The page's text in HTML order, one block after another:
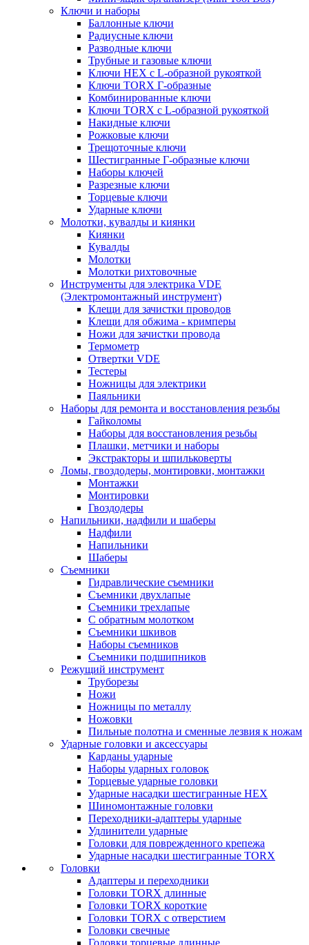
Ключи и наборы
Баллонные ключи
Радиусные ключи
Разводные ключи
Трубные и газовые ключи
Ключи HEX с L-образной рукояткой
Ключи TORX Г-образные
Комбинированные ключи
Ключи TORX с L-образной рукояткой
Накидные ключи
Рожковые ключи
Трещоточные ключи
Шестигранные Г-образные ключи
Наборы ключей
Разрезные ключи
Торцевые ключи
Ударные ключи
Молотки, кувалды и киянки
Киянки
Кувалды
Молотки
Молотки рихтовочные
Инструменты для электрика VDE
(Электромонтажный инструмент)
Клещи для зачистки проводов
Клещи для обжима - кримперы
Ножи для зачистки провода
Термометр
Отвертки VDE
Тестеры
Ножницы для электрики
Паяльники
Наборы для ремонта и восстановления резьбы
Гайколомы
Наборы для восстановления резьбы
Плашки, метчики и наборы
Экстракторы и шпильковерты
Ломы, гвоздодеры, монтировки, монтажки
Монтажки
Монтировки
Гвоздодеры
Напильники, надфили и шаберы
Надфили
Напильники
Шаберы
Съемники
Гидравлические съемники
Съемники двухлапые
Съемники трехлапые
С обратным молотком
Съемники шкивов
Наборы съемников
Съемники подшипников
Режущий инструмент
Труборезы
Ножи
Ножницы по металлу
Ножовки
Пильные полотна и сменные лезвия к ножам
Ударные головки и аксессуары
Карданы ударные
Наборы ударных головок
Торцевые ударные головки
Ударные насадки шестигранные HEX
Шиномонтажные головки
Переходники-адаптеры ударные
Удлинители ударные
Головки для поврежденного крепежа
Ударные насадки шестигранные TORX
Головки
Адаптеры и переходники
Головки TORX длинные
Головки TORX короткие
Головки TORX с отверстием
Головки свечные
Головки торцевые длинные